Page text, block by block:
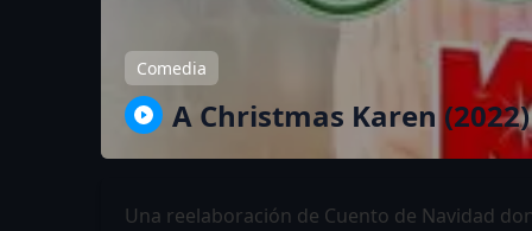
Comedia
A Christmas Karen (2022)
Una reelaboración de Cuento de Navidad